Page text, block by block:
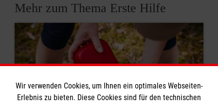
Mehr zum Thema Erste Hilfe
Wir verwenden Cookies, um Ihnen ein optimales Webseiten-
Erlebnis zu bieten. Diese Cookies sind für den technischen